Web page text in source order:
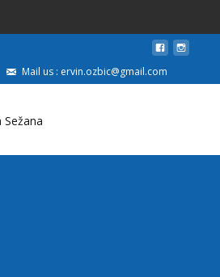
Mail us : ervin.ozbic@gmail.com